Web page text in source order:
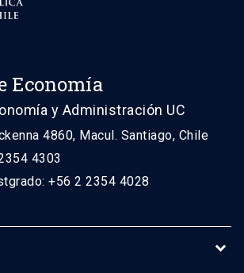
Economía
y Administración UC
4860, Macul. Santiago, Chile
4303
+56 2 2354 4028